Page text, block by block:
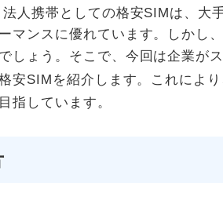
人携帯としての格安SIMは、大
マンスに優れています。しかし
しょう。そこで、今回は企業が
安SIMを紹介します。これによ
指しています。